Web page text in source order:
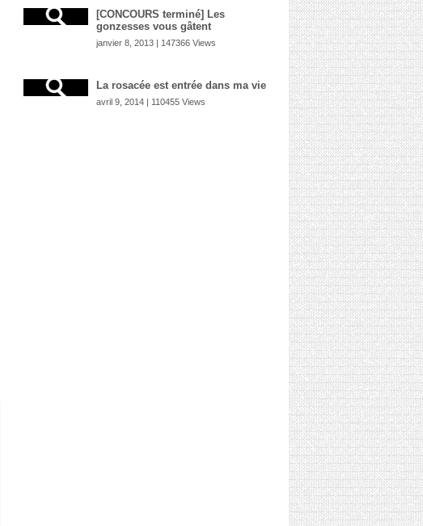
[CONCOURS terminé] Les
gonzesses vous gâtent
janvier 8, 2013 | 147366 Views
La rosacée est entrée dans ma vie
avril 9, 2014 | 110455 Views